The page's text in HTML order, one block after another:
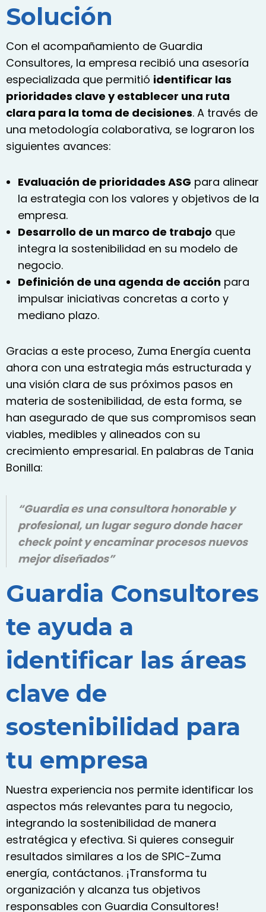
Solución
Con el acompañamiento de Guardia
Consultores, la empresa recibió una asesoría
especializada que permitió identificar las
prioridades clave y establecer una ruta
clara para la toma de decisiones. A través de
una metodología colaborativa, se lograron los
siguientes avances:
Evaluación de prioridades ASG para alinear
la estrategia con los valores y objetivos de la
empresa.
Desarrollo de un marco de trabajo que
integra la sostenibilidad en su modelo de
negocio.
Definición de una agenda de acción para
impulsar iniciativas concretas a corto y
mediano plazo.
Gracias a este proceso, Zuma Energía cuenta
ahora con una estrategia más estructurada y
una visión clara de sus próximos pasos en
materia de sostenibilidad, de esta forma, se
han asegurado de que sus compromisos sean
viables, medibles y alineados con su
crecimiento empresarial. En palabras de Tania
Bonilla:
“Guardia es una consultora honorable y
profesional, un lugar seguro donde hacer
check point y encaminar procesos nuevos
mejor diseñados”
Guardia Consultores
te ayuda a
identificar las áreas
clave de
sostenibilidad para
tu empresa
Nuestra experiencia nos permite identificar los
aspectos más relevantes para tu negocio,
integrando la sostenibilidad de manera
estratégica y efectiva. Si quieres conseguir
resultados similares a los de SPIC-Zuma
energía, contáctanos. ¡Transforma tu
organización y alcanza tus objetivos
responsables con Guardia Consultores!